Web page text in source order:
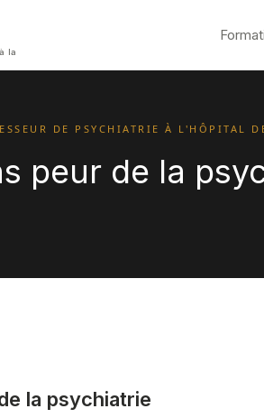
la
DE PSYCHIATRIE À L'HÔPITAL
peur de la
la psychiatrie